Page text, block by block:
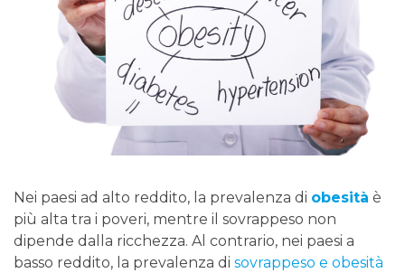
Nei paesi ad alto reddito, la prevalenza di obesità è
più alta tra i poveri, mentre il sovrappeso non
dipende dalla ricchezza. Al contrario, nei paesi a
basso reddito, la prevalenza di sovrappeso e obesità